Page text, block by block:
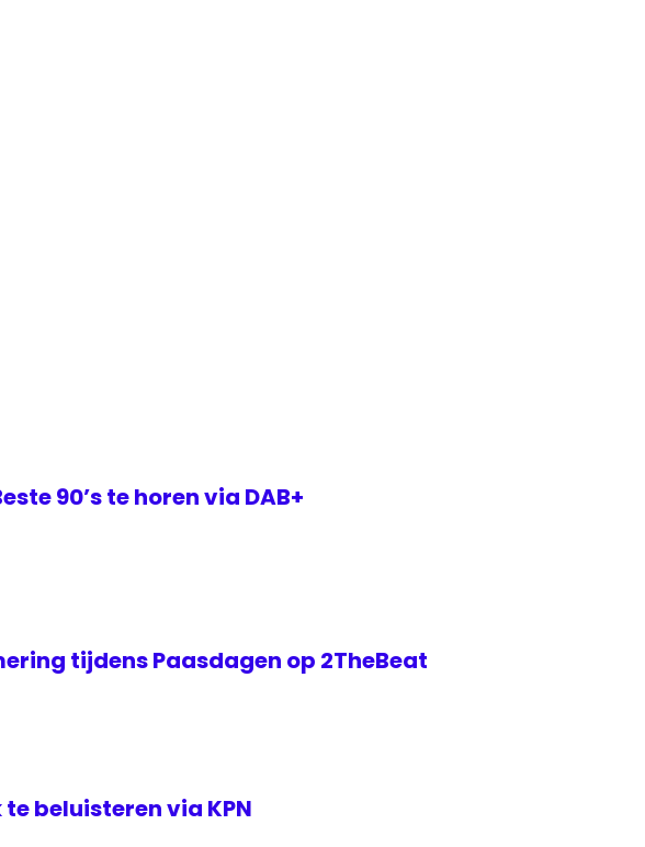
90’s te horen via DAB+
tijdens Paasdagen op 2TheBeat
beluisteren via KPN